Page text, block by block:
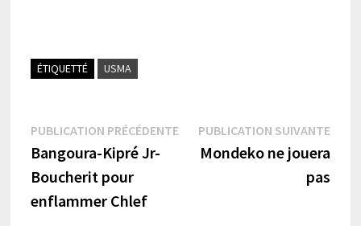
ÉTIQUETTÉ USMA
Navigation
de
l’article
PUBLICATION PRÉCÉDENTEPublication
précédente :
Bangoura-Kipré Jr-
Boucherit pour
enflammer Chlef
PUBLICATION SUIVANTE
Mondeko ne jouera
pas